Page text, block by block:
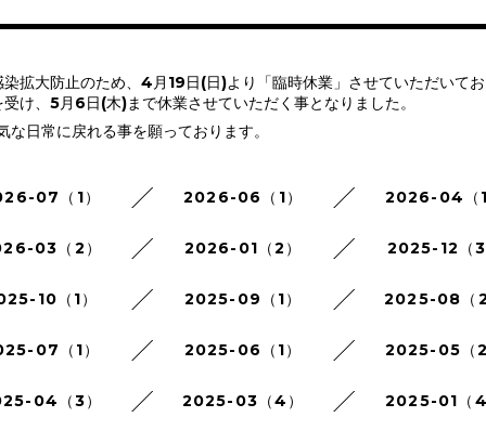
拡大防止のため、4月19日(日)より「臨時休業」させていただいて
け、5月6日(木)まで休業させていただく事となりました。
な日常に戻れる事を願っております。
07（1） 2026-06（1） 2026-04（1
03（2） 2026-01（2） 2025-12（3
10（1） 2025-09（1） 2025-08（2
07（1） 2025-06（1） 2025-05（2
04（3） 2025-03（4） 2025-01（4